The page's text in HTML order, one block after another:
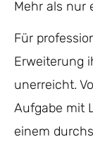
Mehr als nur
Für
Erweiterung
unerreicht.
Aufgabe mit
einem